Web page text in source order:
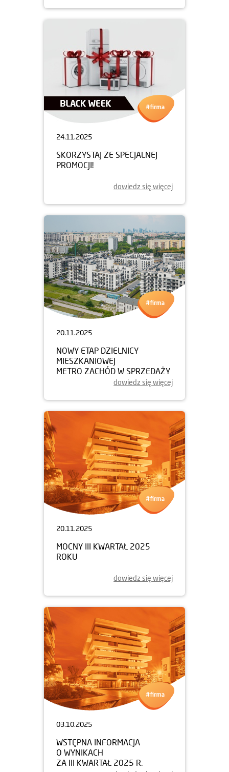
24.11.2025
SKORZYSTAJ ZE SPECJALNEJ
PROMOCJI!
dowiedz się więcej
20.11.2025
NOWY ETAP DZIELNICY
MIESZKANIOWEJ
METRO ZACHÓD W SPRZEDAŻY
dowiedz się więcej
20.11.2025
MOCNY III KWARTAŁ 2025
ROKU
dowiedz się więcej
03.10.2025
WSTĘPNA INFORMACJA
O WYNIKACH
ZA III KWARTAŁ 2025 R.